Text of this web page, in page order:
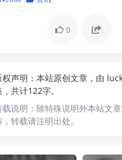
0
权声明： 本站原创文章，由
共计122字。
说明： 除特殊说明外本站文
转载请注明出处。